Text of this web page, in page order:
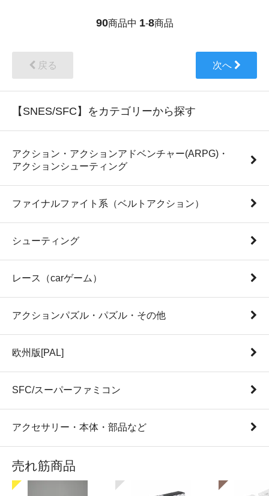
90商品中 1-8商品
戻る 次へ
【SNES/SFC】をカテゴリーから探す
アクション・アクションアドベンチャー(ARPG)・
アクションシューティング
ファイナルファイト系（ベルトアクション）
シューティング
レース（carゲーム）
アクションパズル・パズル・その他
欧州版[PAL]
SFC/スーパーファミコン
アクセサリー・本体・部品など
売れ筋商品